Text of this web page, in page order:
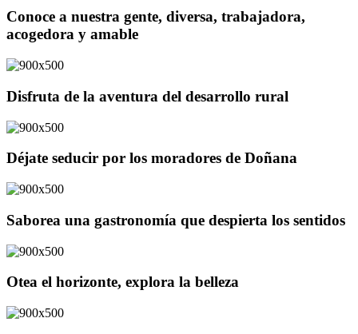
Conoce a nuestra gente, diversa, trabajadora,
acogedora y amable
Disfruta de la aventura del desarrollo rural
Déjate seducir por los moradores de Doñana
Saborea una gastronomía que despierta los sentidos
Otea el horizonte, explora la belleza